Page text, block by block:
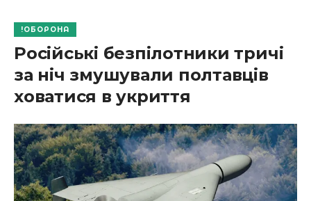
ОБОРОНА
Російські безпілотники тричі
за ніч змушували полтавців
ховатися в укриття